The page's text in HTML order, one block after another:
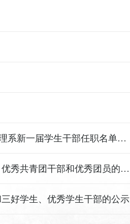
关于印发《福州黎明职业技术学院药学与健康管理系新一届学生干部任职名单（试用）》
关于评选推荐2025-2026学年度学院先进团支部、优秀共青团干部和优秀团员的公示
好学生、优秀学生干部的公示